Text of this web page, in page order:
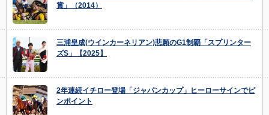
賞」（2014）
三浦皇成(ウインカーネリアン)悲願のG1制覇「スプリンター
ズS」【2025】
2年連続イチロー登場「ジャパンカップ」ヒーローサインでピ
ンポイント